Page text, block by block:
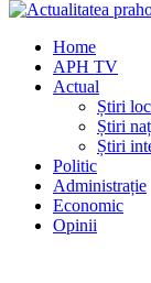
Home
APH TV
Actual
Știri
Știri
Știri
Politic
Administrație
Economic
Opinii